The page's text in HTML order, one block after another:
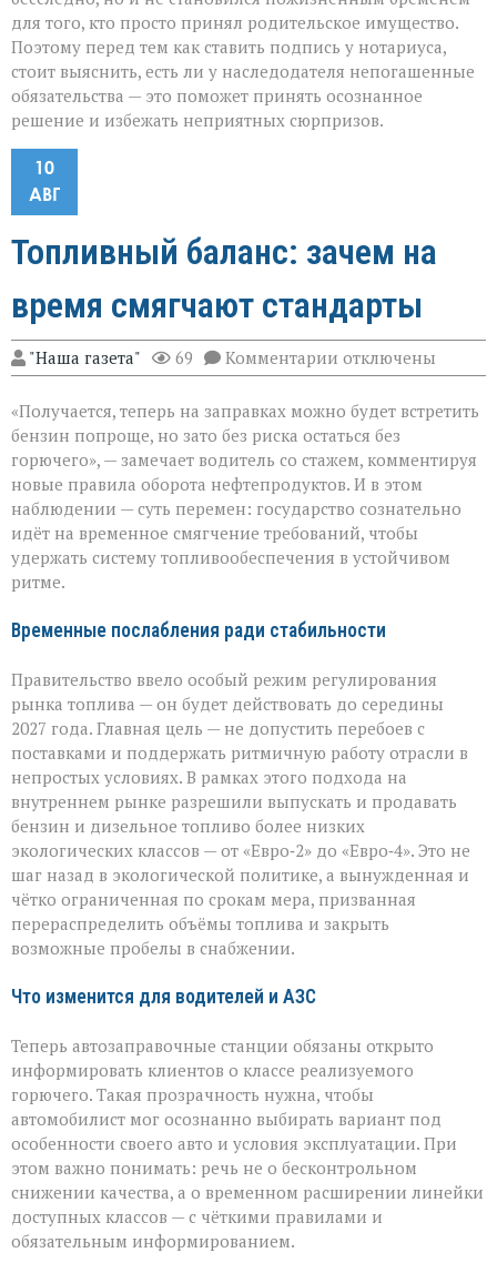
для того, кто просто принял родительское имущество.
Поэтому перед тем как ставить подпись у нотариуса,
стоит выяснить, есть ли у наследодателя непогашенные
обязательства — это поможет принять осознанное
решение и избежать неприятных сюрпризов.
10
АВГ
Топливный баланс: зачем на
время смягчают стандарты
"Наша газета" 69 Комментарии к
записи
баланс:
зачем
время
смягчают
стандарты
отключены
«Получается, теперь на заправках можно будет встретить
бензин попроще, но зато без риска остаться без
горючего», — замечает водитель со стажем, комментируя
новые правила оборота нефтепродуктов. И в этом
наблюдении — суть перемен: государство сознательно
идёт на временное смягчение требований, чтобы
удержать систему топливообеспечения в устойчивом
ритме.
Временные послабления ради стабильности
Правительство ввело особый режим регулирования
рынка топлива — он будет действовать до середины
2027 года. Главная цель — не допустить перебоев с
поставками и поддержать ритмичную работу отрасли в
непростых условиях. В рамках этого подхода на
внутреннем рынке разрешили выпускать и продавать
бензин и дизельное топливо более низких
экологических классов — от «Евро‑2» до «Евро‑4». Это не
шаг назад в экологической политике, а вынужденная и
чётко ограниченная по срокам мера, призванная
перераспределить объёмы топлива и закрыть
возможные пробелы в снабжении.
Что изменится для водителей и АЗС
Теперь автозаправочные станции обязаны открыто
информировать клиентов о классе реализуемого
горючего. Такая прозрачность нужна, чтобы
автомобилист мог осознанно выбирать вариант под
особенности своего авто и условия эксплуатации. При
этом важно понимать: речь не о бесконтрольном
снижении качества, а о временном расширении линейки
доступных классов — с чёткими правилами и
обязательным информированием.